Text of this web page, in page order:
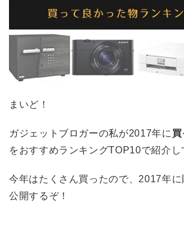
まいど！
ガジェットブロガーの私が2017年に
をおすすめランキングTOP10で紹介し
今年はたくさん買ったので、2017年に
公開するぞ！